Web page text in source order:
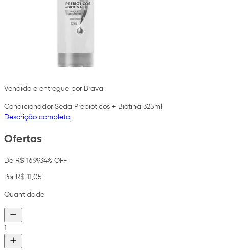
Vendido e entregue por Brava
Condicionador Seda Prebióticos + Biotina 325ml
Descrição completa
Ofertas
De R$ 16,9934% OFF
Por R$ 11,05
Quantidade
1